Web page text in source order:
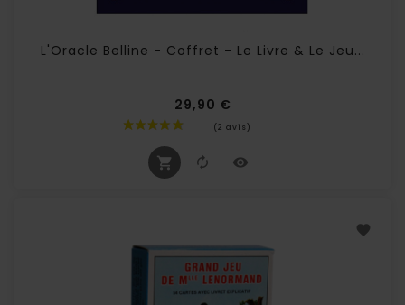
L'Oracle Belline - Coffret - Le Livre & Le Jeu...
29,90 €